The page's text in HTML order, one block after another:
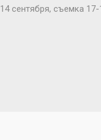
сентября, съемка 17-